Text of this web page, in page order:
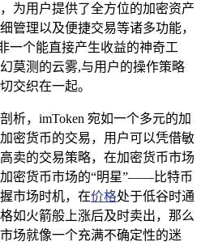
为用户提供了全方位的加密资产
管理以及便捷交易等诸多功能，
一个能直接产生收益的神奇工
莫测的云雾,与用户的操作策略
交织在一起。
析，imToken 宛如一个多元的加
密货币的交易，用户可以凭借敏
卖的交易策略，在加密货币市场
密货币市场的“明星”——比特币
市场时机，在价格处于低谷时通
如火箭般上涨后及时卖出，那么
场就像一个充满不确定性的迷